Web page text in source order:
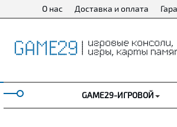
О нас Доставка и оплата
GAME29-ИГРОВОЙ